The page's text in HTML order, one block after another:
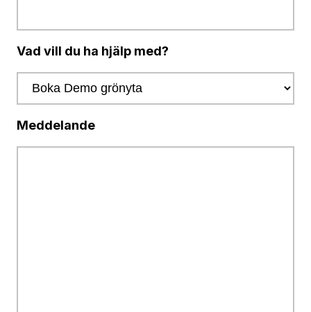
Vad vill du ha hjälp med?
Meddelande